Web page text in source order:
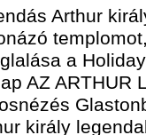
Arthur
a
AZ ARTHUR
király